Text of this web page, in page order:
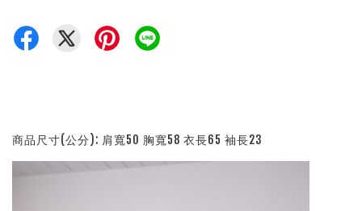
商品尺寸(公分): 肩寬50 胸寬58 衣長65 袖長23